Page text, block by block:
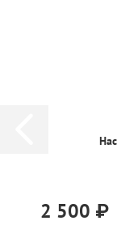
2 500 ₽